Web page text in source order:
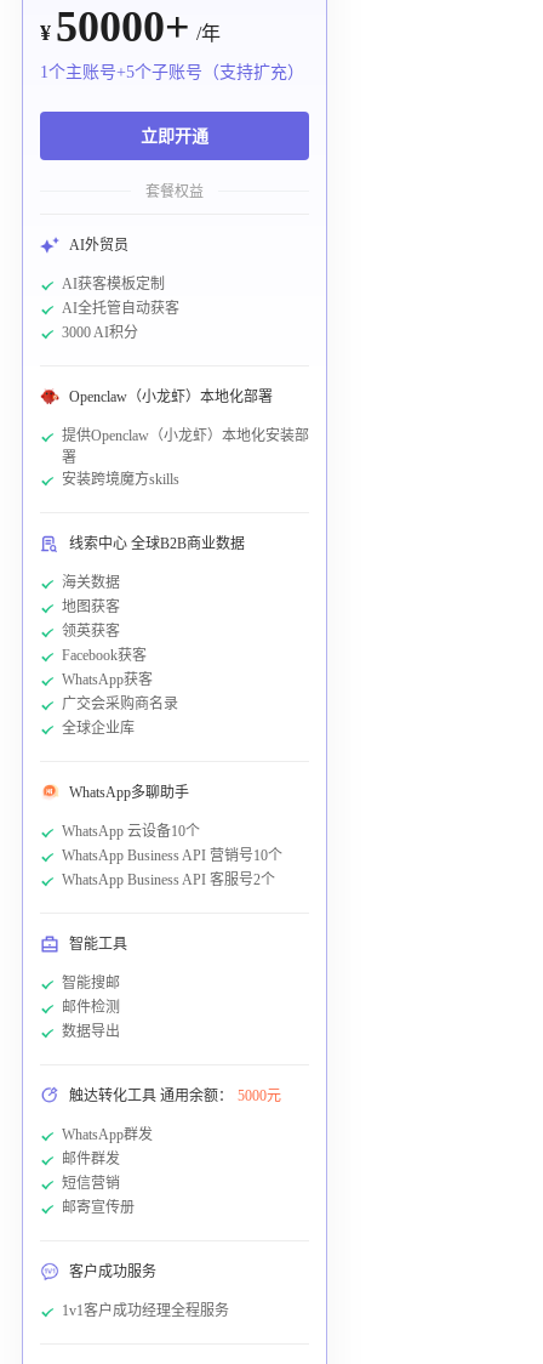
¥ 50000+ /年
1个主账号+5个子账号（支持扩充）
立即开通
套餐权益
AI外贸员
AI获客模板定制
AI全托管自动获客
3000 AI积分
Openclaw（小龙虾）本地化部署
提供Openclaw（小龙虾）本地化安装部
署
安装跨境魔方skills
线索中心 全球B2B商业数据
海关数据
地图获客
领英获客
Facebook获客
WhatsApp获客
广交会采购商名录
全球企业库
WhatsApp多聊助手
WhatsApp 云设备10个
WhatsApp Business API 营销号10个
WhatsApp Business API 客服号2个
智能工具
智能搜邮
邮件检测
数据导出
触达转化工具 通用余额： 5000元
WhatsApp群发
邮件群发
短信营销
邮寄宣传册
客户成功服务
1v1客户成功经理全程服务